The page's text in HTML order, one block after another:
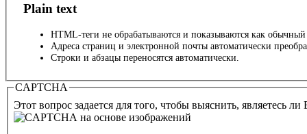
Plain text
HTML-теги не обрабатываются и показываются как обычный
Адреса страниц и электронной почты автоматически
Строки и абзацы переносятся автоматически.
CAPTCHA
Этот вопрос задается для того, чтобы выяснить, являетесь